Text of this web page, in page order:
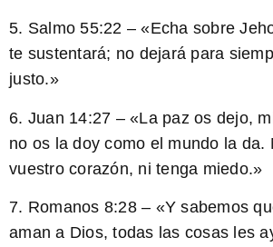
5. Salmo 55:22 – «Echa sobre
te sustentará; no dejará para
justo.»
6. Juan 14:27 – «La paz os dejo,
no os la doy como el mundo la da.
vuestro corazón, ni tenga miedo.»
7. Romanos 8:28 – «Y sabemos
aman a Dios, todas las cosas les